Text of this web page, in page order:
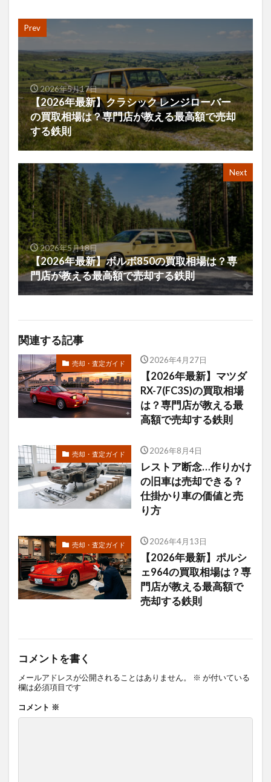
Prev
2026年5月17日
【2026年最新】クラシック レンジローバー
の買取相場は？専門店が教える最高額で売却
する鉄則
Next
2026年5月18日
【2026年最新】ボルボ850の買取相場は？専
門店が教える最高額で売却する鉄則
関連する記事
売却・査定ガイド 2026年4月27日
【2026年最新】マツダ
RX-7(FC3S)の買取相場
は？専門店が教える最
高額で売却する鉄則
売却・査定ガイド 2026年8月4日
レストア断念…作りかけ
の旧車は売却できる？
仕掛かり車の価値と売
り方
売却・査定ガイド 2026年4月13日
【2026年最新】ポルシ
ェ964の買取相場は？専
門店が教える最高額で
売却する鉄則
コメントを書く
メールアドレスが公開されることはありません。 ※ が付いている
欄は必須項目です
コメント ※